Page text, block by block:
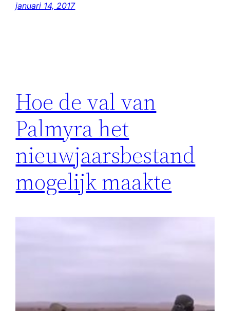
januari 14, 2017
Hoe de val van
Palmyra het
nieuwjaarsbestand
mogelijk maakte